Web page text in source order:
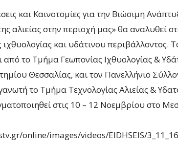
και Καινοτομίες για την Βιώσιμη
αλιείας στην περιοχή μας» θα αναλυθεί
και υδάτινου περιβάλλοντος.
από το Τμήμα Γεωπονίας Ιχθυολογίας &
Θεσσαλίας, και τον Πανελλήνιο
το Τμήμα Τεχνολογίας Αλιείας &
στις 10 – 12 Νοεμβρίου στο
online/images/videos/EIDHSEIS/